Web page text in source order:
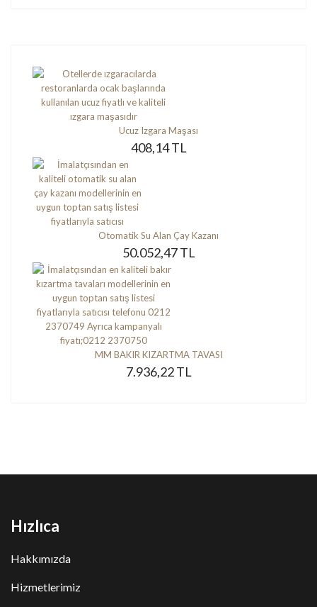
Ucuz Izgara Maşası
408,14 TL
Otomatik Su Alan Çay Kazanı
50.052,47 TL
MM BAKIR KIZARTMA TAVASI
7.936,22 TL
Hızlıca
Hakkımızda
Hizmetlerimiz